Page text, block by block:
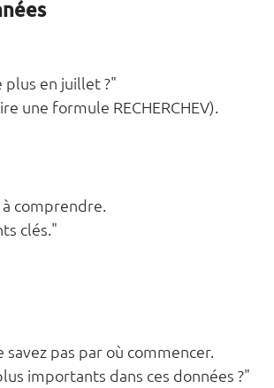
plus en juillet ?"
une formule RECHERCHEV).
comprendre.
clés."
pas par où commencer.
importants dans ces données ?"